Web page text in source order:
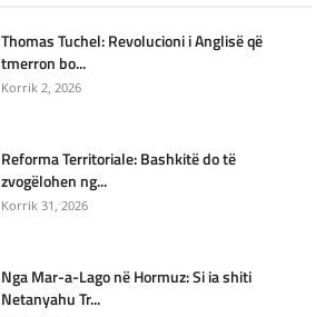
Thomas Tuchel: Revolucioni i Anglisë që
tmerron bo...
Korrik 2, 2026
Reforma Territoriale: Bashkitë do të
zvogëlohen ng...
Korrik 31, 2026
Nga Mar-a-Lago në Hormuz: Si ia shiti
Netanyahu Tr...